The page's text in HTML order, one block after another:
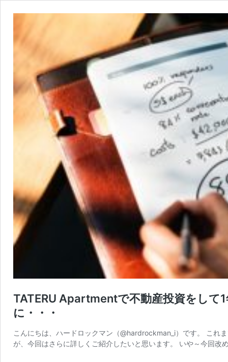
TATERU Apartmentで不動産投資をして
に・・・
こんにちは、ハードロックマン（@hardrockman_i）です。 これ
が、今回はさらに詳しくご紹介したいと思います。 いや～今回改